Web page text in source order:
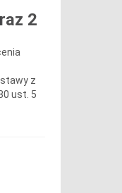
2
z
ust. 5